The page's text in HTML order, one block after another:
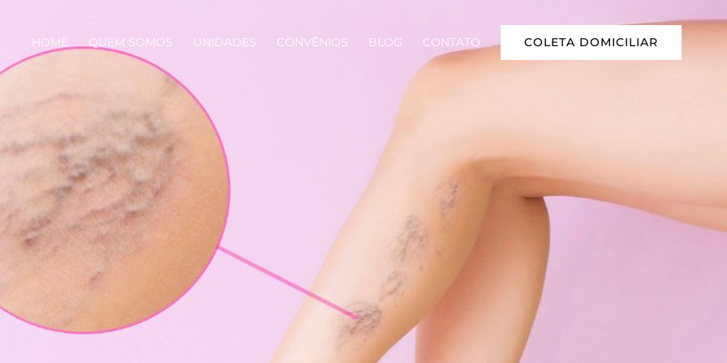
HOME QUEM SOMOS UNIDADES CONVÊNIOS BLOG CONTATO COLETA DOMICILIAR